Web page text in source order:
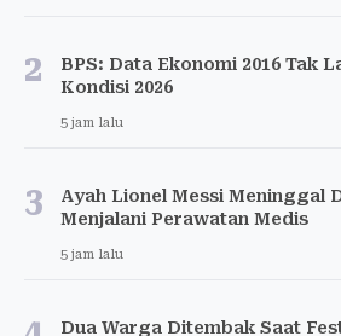
2
BPS: Data Ekonomi 2016 Tak
Kondisi 2026
5 jam lalu
3
Ayah Lionel Messi Meninggal
Menjalani Perawatan Medis
5 jam lalu
Dua Warga Ditembak Saat